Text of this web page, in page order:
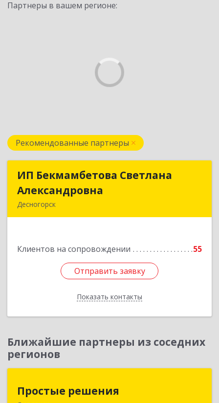
Партнеры в вашем регионе:
Рекомендованные партнеры
ИП Бекмамбетова Светлана
Александровна
Десногорск
Клиентов на сопровождении 55
Отправить заявку
Показать контакты
ИП Бекмамбетова Светлана
Подробнее
Отправить заявку
Назад
Ближайшие партнеры из соседних
регионов
Простые решения